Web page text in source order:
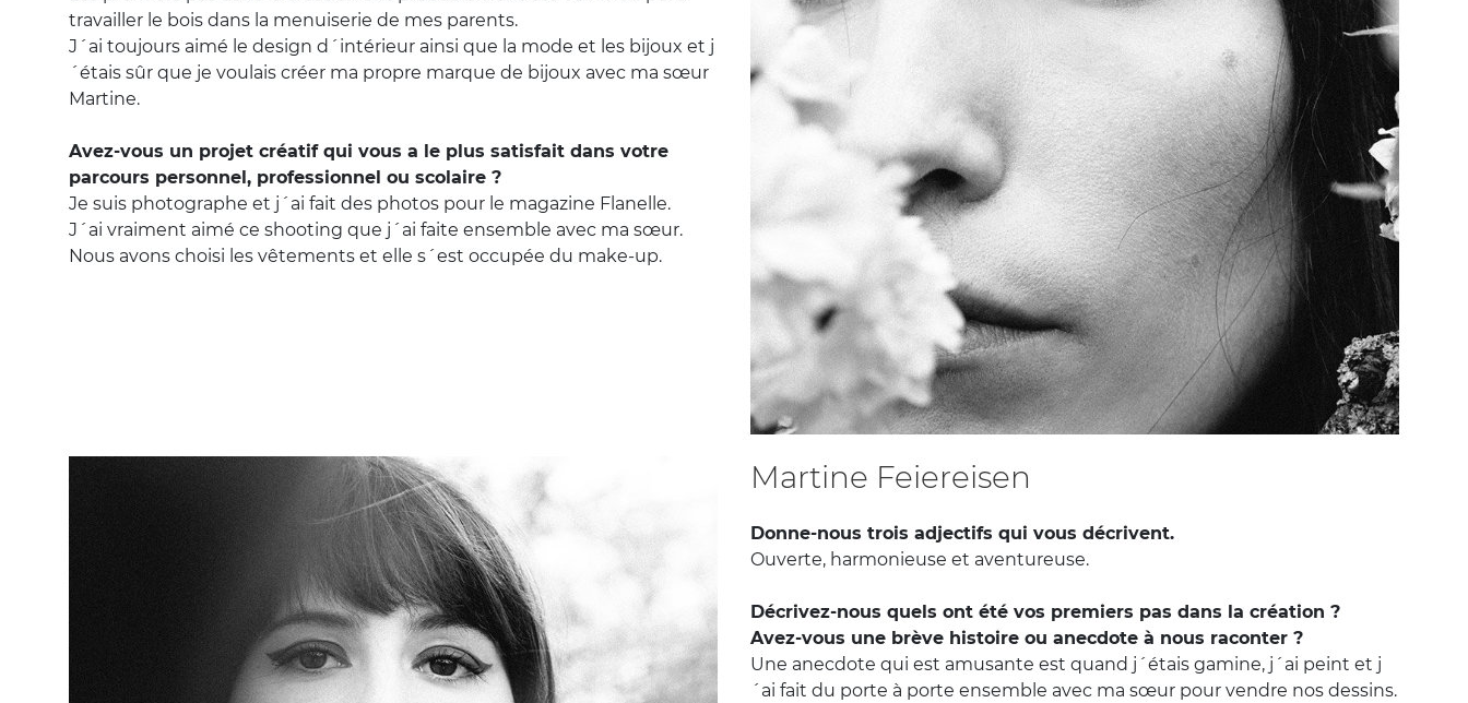
travailler le bois dans la menuiserie de mes parents.
J´ai toujours aimé le design d´intérieur ainsi que la mode et les bijoux et j
´étais sûr que je voulais créer ma propre marque de bijoux avec ma sœur
Martine.
Avez-vous un projet créatif qui vous a le plus satisfait dans votre
parcours personnel, professionnel ou scolaire ?
Je suis photographe et j´ai fait des photos pour le magazine Flanelle.
J´ai vraiment aimé ce shooting que j´ai faite ensemble avec ma sœur.
Nous avons choisi les vêtements et elle s´est occupée du make-up.
Martine Feiereisen
Donne-nous trois adjectifs qui vous décrivent.
Ouverte, harmonieuse et aventureuse.
Décrivez-nous quels ont été vos premiers pas dans la création ?
Avez-vous une brève histoire ou anecdote à nous raconter ?
Une anecdote qui est amusante est quand j´étais gamine, j´ai peint et j
´ai fait du porte à porte ensemble avec ma sœur pour vendre nos dessins.